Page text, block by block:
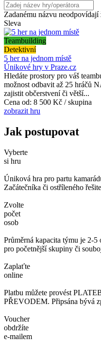
Zadanému názvu
Sleva
Teambuilding
Detektivní
5 her na jednom místě
Únikové hry v Praze.cz
Hledáte prostory pro váš
možnost odbavit až 25 hráčů
zajistit občerstvení či větší...
Cena od: 8 500 Kč / skupina
zobrazit hru
Jak postupovat
Vyberte
si hru
Úniková hra pro partu
Začátečníka či ostříleného
Zvolte
počet
osob
Průměrná kapacita týmu je 2-
pro početnější skupiny či
Zaplaťte
online
Platbu můžete provést
PŘEVODEM. Připsána bývá
Voucher
obdržíte
e-mailem